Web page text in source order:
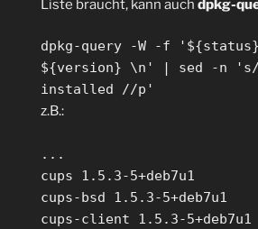
Liste braucht, kann auch dpkg-
dpkg-query -W -f
${version} \n' | sed -n
installed //p'
z.B.:
...
cups 1.5.3-5+deb7u1
cups-bsd 1.5.3-5+deb7u1
cups-client 1.5.3-5+deb7u1